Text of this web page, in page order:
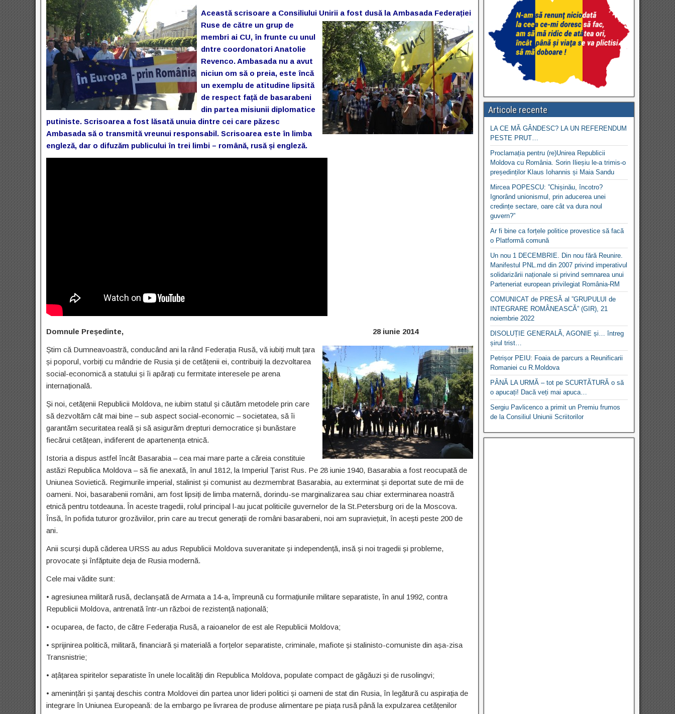
Această scrisoare a Consiliului Unirii a fost dusă la Ambasada Federației
Ruse de către un grup de
membri ai CU, în frunte cu unul
dntre coordonatori Anatolie
Revenco. Ambasada nu a avut
niciun om să o preia, este încă
un exemplu de atitudine lipsită
de respect față de basarabeni
din partea misiunii diplomatice
putiniste. Scrisoarea a fost lăsată unuia dintre cei care păzesc
Ambasada să o transmită vreunui responsabil. Scrisoarea este în limba
engleză, dar o difuzăm publicului în trei limbi – română, rusă și engleză.
Domnule Președinte, 28 iunie 2014
Știm că Dumneavoastră, conducând ani la rând Federația Rusă, vă iubiți mult țara
și poporul, vorbiți cu mândrie de Rusia și de cetățenii ei, contribuiți la dezvoltarea
social-economică a statului și îi apărați cu fermitate interesele pe arena
internațională.
Și noi, cetățenii Republicii Moldova, ne iubim statul și căutăm metodele prin care
să dezvoltăm cât mai bine – sub aspect social-economic – societatea, să îi
garantăm securitatea reală și să asigurăm drepturi democratice și bunăstare
fiecărui cetățean, indiferent de apartenența etnică.
Istoria a dispus astfel încât Basarabia – cea mai mare parte a căreia constituie
astăzi Republica Moldova – să fie anexată, în anul 1812, la Imperiul Țarist Rus. Pe 28 iunie 1940, Basarabia a fost reocupată de
Uniunea Sovietică. Regimurile imperial, stalinist și comunist au dezmembrat Basarabia, au exterminat și deportat sute de mii de
oameni. Noi, basarabenii români, am fost lipsiți de limba maternă, dorindu-se marginalizarea sau chiar exterminarea noastră
etnică pentru totdeauna. În aceste tragedii, rolul principal l-au jucat politicile guvernelor de la St.Petersburg ori de la Moscova.
Însă, în pofida tuturor grozăviilor, prin care au trecut generații de români basarabeni, noi am supraviețuit, în acești peste 200 de
ani.
Anii scurși după căderea URSS au adus Republicii Moldova suveranitate și independență, insă și noi tragedii și probleme,
provocate și înfăptuite deja de Rusia modernă.
Cele mai vădite sunt:
• agresiunea militară rusă, declanșată de Armata a 14-a, împreună cu formațiunile militare separatiste, în anul 1992, contra
Republicii Moldova, antrenată într-un război de rezistență națională;
• ocuparea, de facto, de către Federația Rusă, a raioanelor de est ale Republicii Moldova;
• sprijinirea politică, militară, financiară și materială a forțelor separatiste, criminale, mafiote și stalinisto-comuniste din așa-zisa
Transnistrie;
• ațâțarea spiritelor separatiste în unele localități din Republica Moldova, populate compact de găgăuzi și de rusolingvi;
• amenințări și șantaj deschis contra Moldovei din partea unor lideri politici și oameni de stat din Rusia, în legătură cu aspirația de
integrare în Uniunea Europeană: de la embargo pe livrarea de produse alimentare pe piața rusă până la expulzarea cetățenilor
Articole recente
LA CE MĂ GÂNDESC? LA UN REFERENDUM
PESTE PRUT…
Proclamația pentru (re)Unirea Republicii
Moldova cu România. Sorin Ilieșiu le-a trimis-o
președinților Klaus Iohannis și Maia Sandu
Mircea POPESCU: ”Chișinău, încotro?
Ignorând unionismul, prin aducerea unei
credințe sectare, oare cât va dura noul
guvern?”
Ar fi bine ca forțele politice provestice să facă
o Platformă comună
Un nou 1 DECEMBRIE. Din nou fără Reunire.
Manifestul PNL.md din 2007 privind imperativul
solidarizării naționale si privind semnarea unui
Parteneriat european privilegiat România-RM
COMUNICAT de PRESĂ al ”GRUPULUI de
INTEGRARE ROMÂNEASCĂ” (GIR), 21
noiembrie 2022
DISOLUȚIE GENERALĂ, AGONIE și… întreg
șirul trist…
Petrișor PEIU: Foaia de parcurs a Reunificarii
Romaniei cu R.Moldova
PÂNĂ LA URMĂ – tot pe SCURTĂTURĂ o să
o apucați! Dacă veți mai apuca…
Sergiu Pavlicenco a primit un Premiu frumos
de la Consiliul Uniunii Scriitorilor